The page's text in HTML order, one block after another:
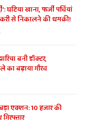
घटिया खाना, फर्जी पर्चियां
से निकालने की धमकी!
बनी डॉक्टर,
का बढ़ाया गौरव
एक्शन: 10 हजार की